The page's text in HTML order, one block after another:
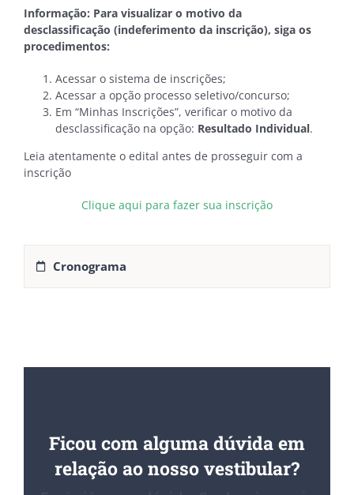
Informação: Para visualizar o motivo da
desclassificação (indeferimento da inscrição), siga os
procedimentos:
Acessar o sistema de inscrições;
Acessar a opção processo seletivo/concurso;
Em “Minhas Inscrições”, verificar o motivo da
desclassificação na opção: Resultado Individual.
Leia atentamente o edital antes de prosseguir com a
inscrição
Clique aqui para fazer sua inscrição
Cronograma
Ficou com alguma dúvida em
relação ao nosso vestibular?